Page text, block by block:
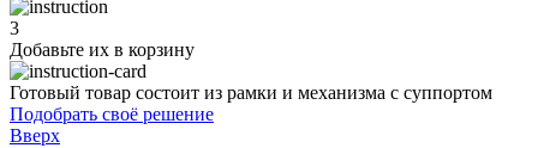
3
Добавьте их в корзину
Готовый товар состоит из рамки и механизма с суппортом
Подобрать своё решение
Вверх